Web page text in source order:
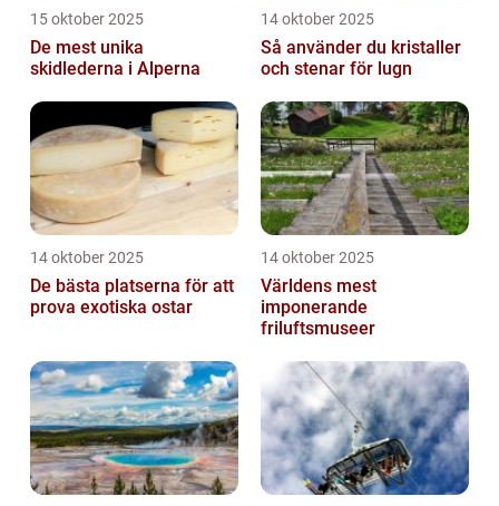
15 oktober 2025
De mest unika
skidlederna i Alperna
14 oktober 2025
Så använder du kristaller
och stenar för lugn
14 oktober 2025
De bästa platserna för att
prova exotiska ostar
14 oktober 2025
Världens mest
imponerande
friluftsmuseer